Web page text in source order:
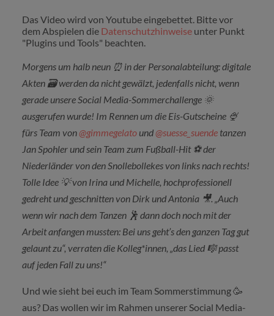
Das Video wird von Youtube eingebettet. Bitte vor
dem Abspielen die Datenschutzhinweiseunter Punkt
"Plugins und Tools" beachten.
Morgens um halb neun ⏰ in der Personalabteilung: digitale
Akten 🗃️ werden da nicht gewälzt, jedenfalls nicht, wenn
gerade unsere Social Media-Sommerchallenge 🌞
ausgerufen wurde! Im Rennen um die Eis-Gutscheine 🍨
fürs Team von@gimmegelatound@suesse_suendetanzen
Jan Spohler und sein Team zum Fußball-Hit ⚽️ der
Niederländer von den Snollebollekes von links nach rechts!
Tolle Idee 💡von Irina und Michelle, hochprofessionell
gedreht und geschnitten von Dirk und Antonia 🎥. „Auch
wenn wir nach dem Tanzen 🕺 dann doch noch mit der
Arbeit anfangen mussten: Bei uns geht’s den ganzen Tag gut
gelaunt zu“, verraten die Kolleg*innen, „das Lied 🎼passt
auf jeden Fall zu uns!“
Und wie sieht bei euch im Team Sommerstimmung 🥳
aus? Das wollen wir im Rahmen unserer Social Media-